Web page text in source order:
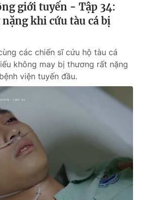
hình thức nếu không có sự chấp
rõ nguồn VTV.vn khi phát hành lại
giới tuyến - Tập 34:
khi cứu tàu cá bị
các chiến sĩ cứu hộ tàu cá
không may bị thương rất nặng
viện tuyến đầu.